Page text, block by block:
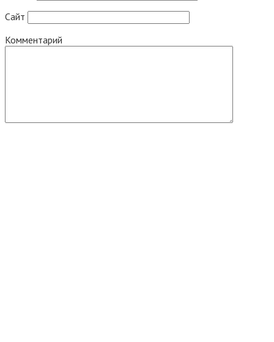
Сайт
Комментарий